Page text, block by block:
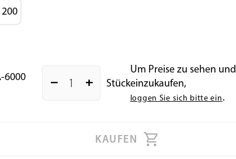
6000
remove add Stück
Um Preise zu sehen und
einzukaufen,
loggen Sie sich bitte ein.
KAUFEN